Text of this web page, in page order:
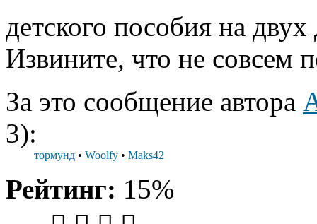
детского пособия на
Извините, что не совсем
За это сообщение автора
3):
тормунд • Woolfy • Maks42
Рейтинг: 15%